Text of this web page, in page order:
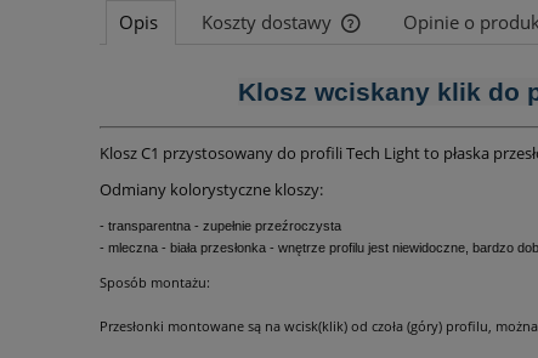
Opis Koszty dostawy
Cena nie zawiera
płatności
Opinie o
Klosz wciskany klik do
Klosz C1 przystosowany do profili Tech Light to płaska
Odmiany kolorystyczne kloszy:
- transparentna - zupełnie przeźroczysta
- mleczna - biała przesłonka - wnętrze profilu jest niewidoczne, bardzo
Sposób montażu:
Przesłonki montowane są na wcisk(klik) od czoła (góry) profilu,